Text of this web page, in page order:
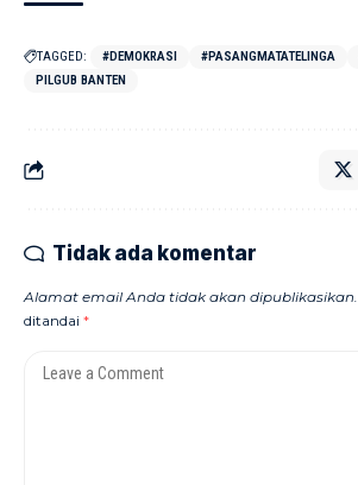
TAGGED: #DEMOKRASI #PASANGMATATELINGA
PILGUB BANTEN
Tidak ada komentar
Alamat email Anda tidak akan dipublikasikan.
ditandai *